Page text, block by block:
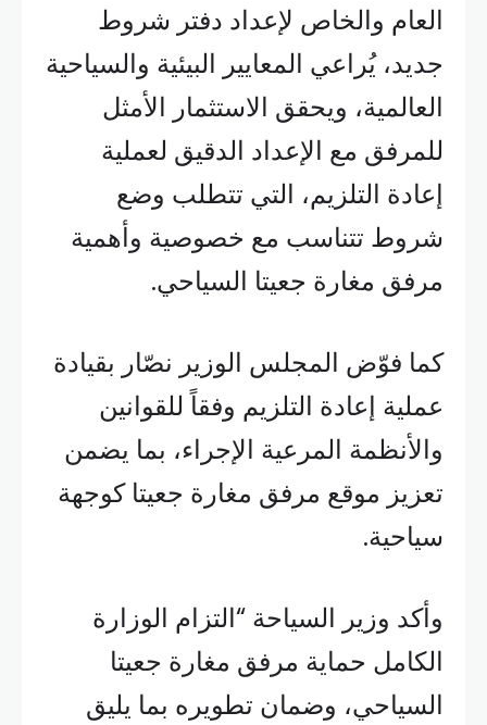
العام والخاص لإعداد دفتر شروط
جديد، يُراعي المعايير البيئية والسياحية
العالمية، ويحقق الاستثمار الأمثل
للمرفق مع الإعداد الدقيق لعملية
إعادة التلزيم، التي تتطلب وضع
شروط تتناسب مع خصوصية وأهمية
مرفق مغارة جعيتا السياحي.
كما فوّض المجلس الوزير نصّار بقيادة
عملية إعادة التلزيم وفقاً للقوانين
والأنظمة المرعية الإجراء، بما يضمن
تعزيز موقع مرفق مغارة جعيتا كوجهة
سياحية.
وأكد وزير السياحة “التزام الوزارة
الكامل حماية مرفق مغارة جعيتا
السياحي، وضمان تطويره بما يليق